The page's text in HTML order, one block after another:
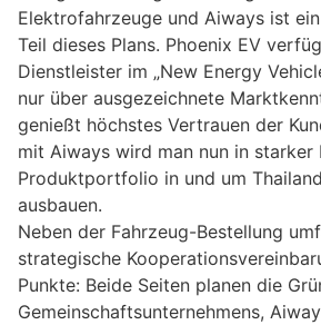
Elektrofahrzeuge und Aiways ist
Teil dieses Plans. Phoenix EV
Dienstleister im „New Energy
nur über ausgezeichnete
genießt höchstes Vertrauen der
mit Aiways wird man nun in
Produktportfolio in und um
ausbauen.
Neben der Fahrzeug-Bestellung
strategische
Punkte: Beide Seiten planen die
Gemeinschaftsunternehmens,